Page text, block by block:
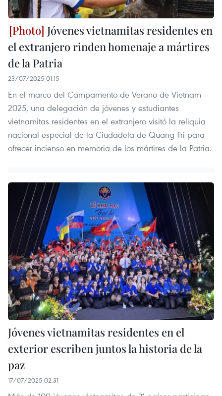
Jóvenes vietnamitas residentes en
el extranjero rinden homenaje a mártires
de la Patria
23/07/2025 01:15
En el marco del Campamento de Verano de Vietnam
2025, una delegación de jóvenes y estudiantes
vietnamitas residentes en el extranjero visitó la reliquia
nacional especial de la Ciudadela de Quang Tri para
ofrecer incienso en memoria de los mártires de la Patria.
Jóvenes vietnamitas residentes en el
exterior escriben juntos la historia de la
paz
17/07/2025 02:31